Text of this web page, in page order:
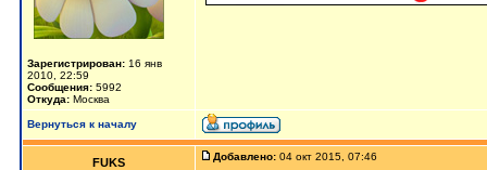
Зарегистрирован: 16 янв
2010, 22:59
Сообщения: 5992
Откуда: Москва
Вернуться к началу
FUKS Добавлено: 04 окт 2015, 07:46